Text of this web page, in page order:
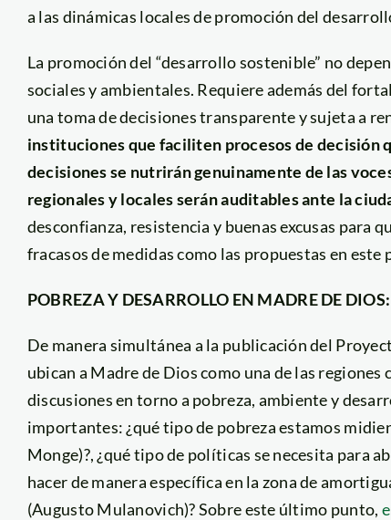
a las dinámicas locales de promoción del
La promoción del “desarrollo sostenible” no
sociales y ambientales. Requiere además del
una toma de decisiones transparente y sujeta a
instituciones que faciliten procesos de decisión
decisiones se nutrirán genuinamente de las
regionales y locales serán auditables ante la
desconfianza, resistencia y buenas excusas para
fracasos de medidas como las propuestas en este
POBREZA Y DESARROLLO EN MADRE DE
De manera simultánea a la publicación del
ubican a Madre de Dios como una de las
discusiones en torno a pobreza, ambiente y
importantes: ¿qué tipo de pobreza estamos
Monge)?, ¿qué tipo de políticas se necesita para
hacer de manera específica en la zona de
(Augusto Mulanovich)? Sobre este último punto,